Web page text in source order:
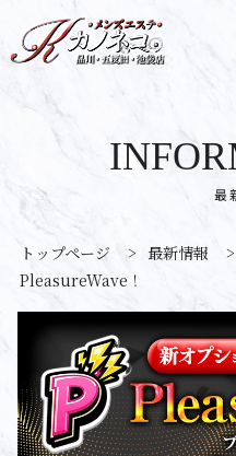
最
トップページ > 最新情報 >
PleasureWave！